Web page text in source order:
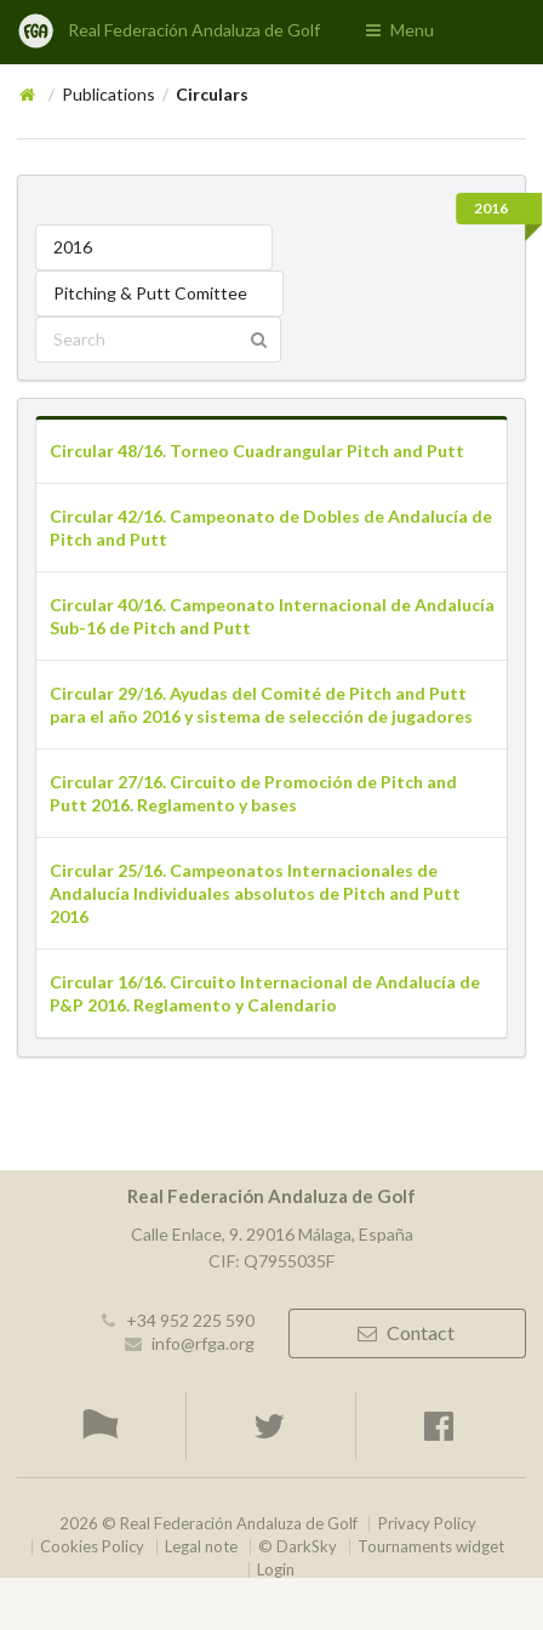
Real Federación Andaluza de Golf Menu
/ Publications / Circulars
2016
2016
Pitching & Putt Comittee
Circular 48/16. Torneo Cuadrangular Pitch and Putt
Circular 42/16. Campeonato de Dobles de Andalucía de
Pitch and Putt
Circular 40/16. Campeonato Internacional de Andalucía
Sub-16 de Pitch and Putt
Circular 29/16. Ayudas del Comité de Pitch and Putt
para el año 2016 y sistema de selección de jugadores
Circular 27/16. Circuito de Promoción de Pitch and
Putt 2016. Reglamento y bases
Circular 25/16. Campeonatos Internacionales de
Andalucía Individuales absolutos de Pitch and Putt
2016
Circular 16/16. Circuito Internacional de Andalucía de
P&P 2016. Reglamento y Calendario
Real Federación Andaluza de Golf
Calle Enlace, 9. 29016 Málaga, España
CIF: Q7955035F
+34 952 225 590
info@rfga.org
Contact
2026 © Real Federación Andaluza de Golf
Privacy Policy
Cookies Policy
Legal note © DarkSky
Tournaments widget
Login